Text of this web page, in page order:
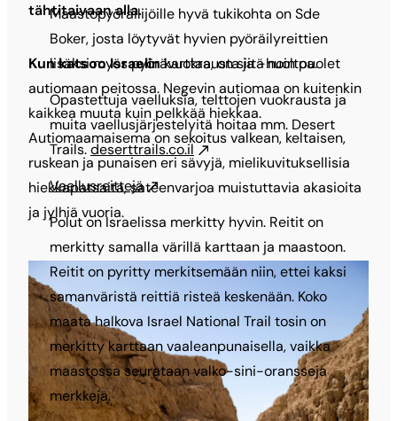
Maastopyöräilijöille hyvä tuki­kohta on Sde
Boker, josta löytyvät hyvien pyöräilyreittien
lisäksi myös pyörävuokrausta ja -huoltoa.
Opastettuja vaelluksia, telttojen vuokrausta ja
muita vaellusjärjestelyitä hoitaa mm. Desert
Trails.deserttrails.co.il
Vaellusreittejä
Polut on Israelissa merkitty hyvin. Reitit on
merkitty samalla värillä karttaan ja maastoon.
Reitit on pyritty merkitsemään niin, ettei kaksi
samanväristä reittiä risteä keskenään. Koko
maata halkova Israel National Trail tosin on
merkitty karttaan vaaleanpunaisella, vaikka
maastossa seurataan valko-sini-oransseja
merkkejä.
tähtitaivaan alla.
Kun katsoo Israelinkarttaa, on siitä noin puolet
autiomaan peitossa. Negevin autiomaa on kuitenkin
kaikkea muuta kuin pelkkää hiekkaa.
Autiomaamaisema on sekoitus valkean, keltaisen,
ruskean ja punaisen eri sävyjä, mielikuvituksellisia
hiekkapatsaita, sateenvarjoa muistuttavia akasioita
ja jylhiä vuoria.